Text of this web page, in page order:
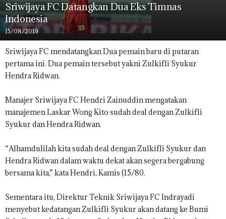
Sriwijaya FC Datangkan Dua Eks Timnas
Indonesia
15/08/2019
Sriwijaya FC mendatangkan Dua pemain baru di putaran
pertama ini. Dua pemain tersebut yakni Zulkifli Syukur
Hendra Ridwan.
Manajer Sriwijaya FC Hendri Zainuddin mengatakan
manajemen Laskar Wong Kito sudah deal dengan Zulkifli
Syukur dan Hendra Ridwan.
“Alhamdulilah kita sudah deal dengan Zulkifli Syukur dan
Hendra Ridwan dalam waktu dekat akan segera bergabung
bersama kita,” kata Hendri, Kamis (15/80.
Sementara itu, Direktur Teknik Sriwijaya FC Indrayadi
menyebut kedatangan Zulkifli Syukur akan datang ke Bumi